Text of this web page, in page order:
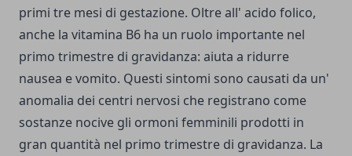
primi tre mesi di gestazione. Oltre all' acido folico,
anche la vitamina B6 ha un ruolo importante nel
primo trimestre di gravidanza: aiuta a ridurre
nausea e vomito. Questi sintomi sono causati da un'
anomalia dei centri nervosi che registrano come
sostanze nocive gli ormoni femminili prodotti in
gran quantità nel primo trimestre di gravidanza. La